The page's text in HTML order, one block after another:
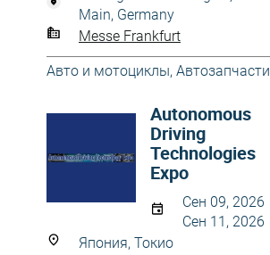
Main, Germany
Messe Frankfurt
Авто и мотоциклы, Автозапчасти
Autonomous
Driving
Technologies
Expo
Сен 09, 2026
Сен 11, 2026
Япония, Токио